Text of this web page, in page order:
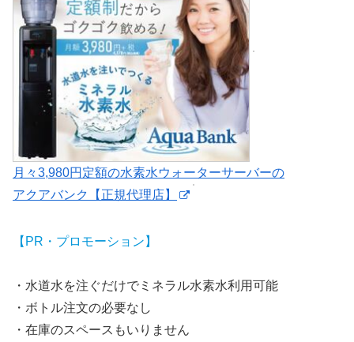
月々3,980円定額の水素水ウォーターサーバーの
アクアバンク【正規代理店】
【PR・プロモーション】
・水道水を注ぐだけでミネラル水素水利用可能
・ボトル注文の必要なし
・在庫のスペースもいりません